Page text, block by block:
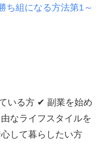
ち組になる方法第1～
いる方 ✔ 副業を始め
なライフスタイルを
して暮らしたい方